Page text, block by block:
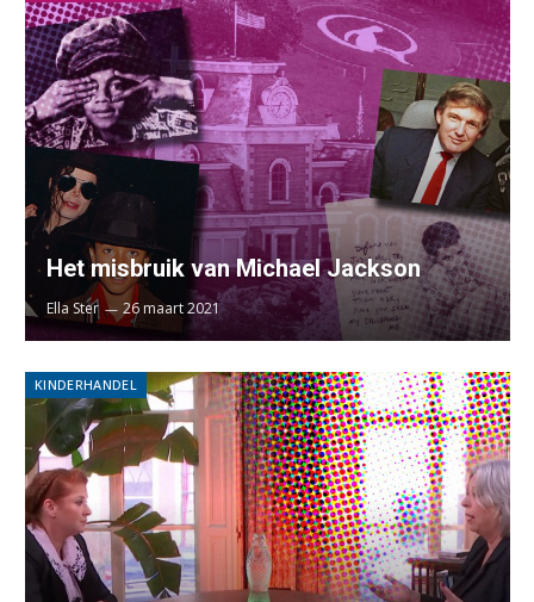
Het misbruik van Michael Jackson
Ella Ster 26 maart 2021
KINDERHANDEL